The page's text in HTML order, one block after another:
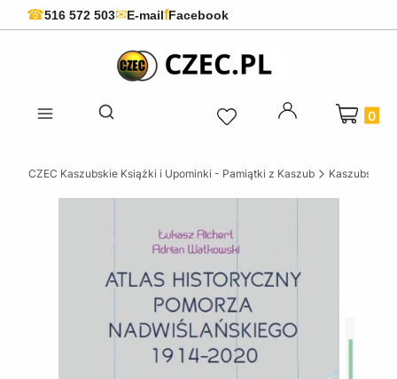
☎516 572 503✉E-mailfFacebook
Otwórz wyszukiwarkę
Produkty
CZEC Kaszubskie Książki i Upominki - Pamiątki z Kaszub Kaszubskie